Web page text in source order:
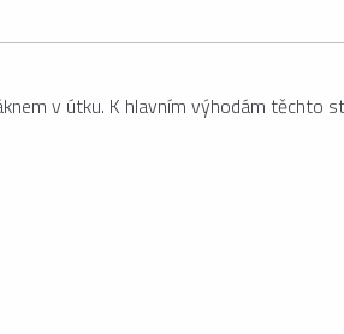
v útku. K hlavním výhodám těchto